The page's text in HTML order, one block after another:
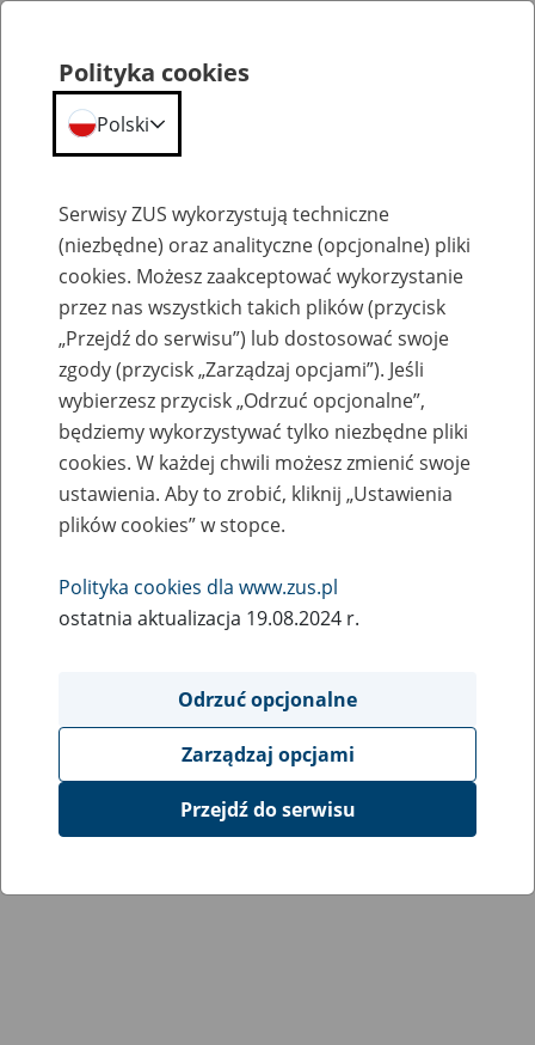
Kalendarium
Polityka cookies
Polski
Serwisy ZUS wykorzystują techniczne
(niezbędne) oraz analityczne (opcjonalne) pliki
cookies. Możesz zaakceptować wykorzystanie
przez nas wszystkich takich plików (przycisk
„Przejdź do serwisu”) lub dostosować swoje
zgody (przycisk „Zarządzaj opcjami”). Jeśli
wybierzesz przycisk „Odrzuć opcjonalne”,
będziemy wykorzystywać tylko niezbędne pliki
cookies. W każdej chwili możesz zmienić swoje
ustawienia. Aby to zrobić, kliknij „Ustawienia
plików cookies” w stopce.
Polityka cookies dla www.zus.pl
ostatnia aktualizacja 19.08.2024 r.
Odrzuć opcjonalne
Zarządzaj opcjami
Przejdź do serwisu